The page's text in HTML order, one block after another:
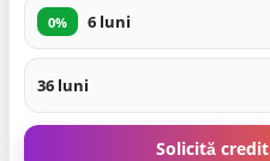
0% 6 luni
36 luni
Solicită credit